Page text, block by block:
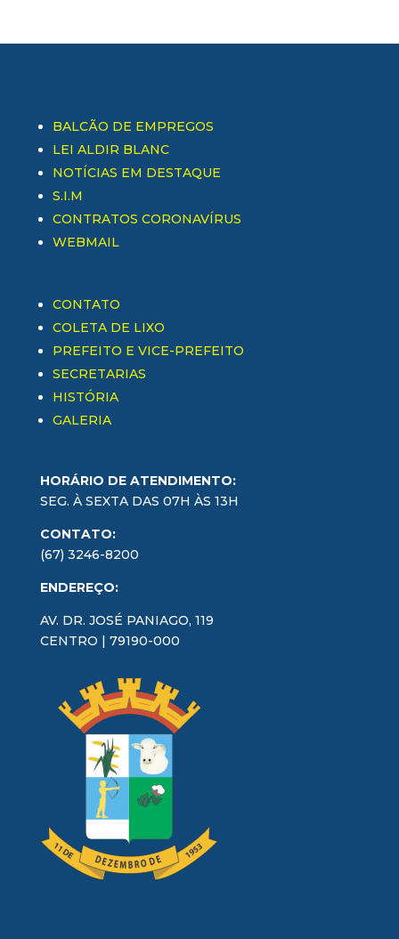
BALCÃO DE EMPREGOS
LEI ALDIR BLANC
NOTÍCIAS EM DESTAQUE
S.I.M
CONTRATOS CORONAVÍRUS
WEBMAIL
CONTATO
COLETA DE LIXO
PREFEITO E VICE-PREFEITO
SECRETARIAS
HISTÓRIA
GALERIA
HORÁRIO DE ATENDIMENTO:
SEG. À SEXTA DAS 07H ÀS 13H
CONTATO:
(67) 3246-8200
ENDEREÇO:
AV. DR. JOSÉ PANIAGO, 119
CENTRO | 79190-000